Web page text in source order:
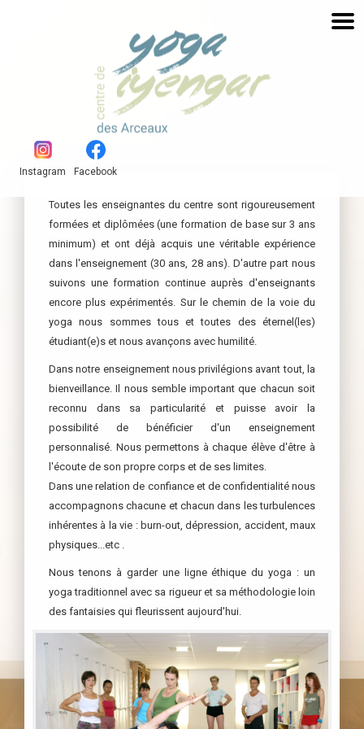
Instagram Facebook
Toutes les enseignantes du centre sont rigoureusement
formées et diplômées (une formation de base sur 3 ans
minimum) et ont déjà acquis une véritable expérience
dans l'enseignement (30 ans, 28 ans). D'autre part nous
suivons une formation continue auprès d'enseignants
encore plus expérimentés. Sur le chemin de la voie du
yoga nous sommes tous et toutes des éternel(les)
étudiant(e)s et nous avançons avec humilité.
Dans notre enseignement nous privilégions avant tout, la
bienveillance. Il nous semble important que chacun soit
reconnu dans sa particularité et puisse avoir la
possibilité de bénéficier d'un enseignement
personnalisé. Nous permettons à chaque élève d'être à
l'écoute de son propre corps et de ses limites.
Dans une relation de confiance et de confidentialité nous
accompagnons chacune et chacun dans les turbulences
inhérentes à la vie : burn-out, dépression, accident, maux
physiques...etc .
Nous tenons à garder une ligne éthique du yoga : un
yoga traditionnel avec sa rigueur et sa méthodologie loin
des fantaisies qui fleurissent aujourd'hui.